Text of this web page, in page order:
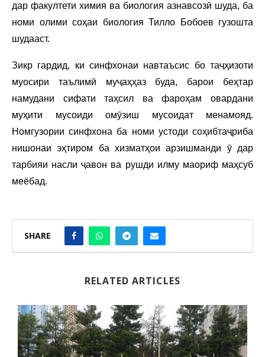
дар факултети химия ва биология азнавсозӣ шуда, ба
номи олими соҳаи биология Тилло Бобоев гузошта
шудааст.
Зикр гардид, ки синфхонаи навтаъсис бо таҷҳизоти
муосири таълимӣ муҷаҳҳаз буда, барои беҳтар
намудани сифати таҳсил ва фароҳам овардани
муҳити мусоиди омӯзиш мусоидат менамояд.
Номгузории синфхона ба номи устоди соҳибтаҷриба
нишонаи эҳтиром ба хизматҳои арзишманди ӯ дар
тарбияи насли ҷавон ва рушди илму маориф маҳсуб
меёбад.
SHARE
RELATED ARTICLES